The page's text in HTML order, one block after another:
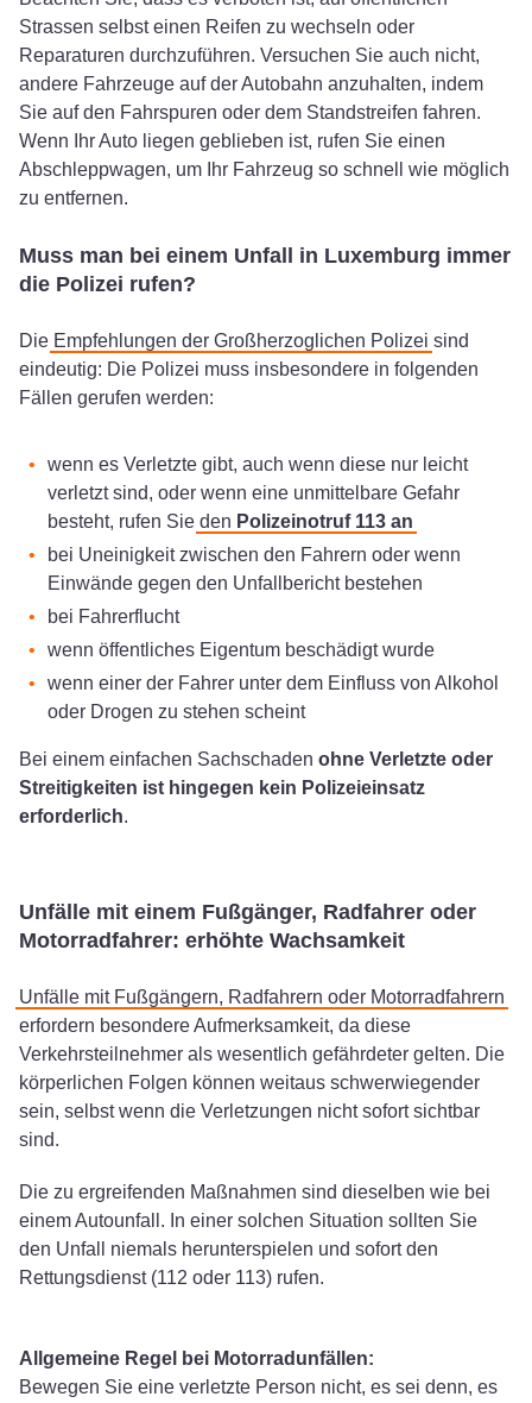
Strassen selbst einen Reifen zu wechseln oder
Reparaturen durchzuführen. Versuchen Sie auch nicht,
andere Fahrzeuge auf der Autobahn anzuhalten, indem
Sie auf den Fahrspuren oder dem Standstreifen fahren.
Wenn Ihr Auto liegen geblieben ist, rufen Sie einen
Abschleppwagen, um Ihr Fahrzeug so schnell wie möglich
zu entfernen.
Muss man bei einem Unfall in Luxemburg immer
die Polizei rufen?
Die Empfehlungen der Großherzoglichen Polizei sind
eindeutig: Die Polizei muss insbesondere in folgenden
Fällen gerufen werden:
wenn es Verletzte gibt, auch wenn diese nur leicht
verletzt sind, oder wenn eine unmittelbare Gefahr
besteht, rufen Sie den Polizeinotruf 113 an
bei Uneinigkeit zwischen den Fahrern oder wenn
Einwände gegen den Unfallbericht bestehen
bei Fahrerflucht
wenn öffentliches Eigentum beschädigt wurde
wenn einer der Fahrer unter dem Einfluss von Alkohol
oder Drogen zu stehen scheint
Bei einem einfachen Sachschaden ohne Verletzte oder
Streitigkeiten ist hingegen kein Polizeieinsatz
erforderlich.
Unfälle mit einem Fußgänger, Radfahrer oder
Motorradfahrer: erhöhte Wachsamkeit
Unfälle mit Fußgängern, Radfahrern oder Motorradfahrern
erfordern besondere Aufmerksamkeit, da diese
Verkehrsteilnehmer als wesentlich gefährdeter gelten. Die
körperlichen Folgen können weitaus schwerwiegender
sein, selbst wenn die Verletzungen nicht sofort sichtbar
sind.
Die zu ergreifenden Maßnahmen sind dieselben wie bei
einem Autounfall. In einer solchen Situation sollten Sie
den Unfall niemals herunterspielen und sofort den
Rettungsdienst (112 oder 113) rufen.
Allgemeine Regel bei Motorradunfällen:
Bewegen Sie eine verletzte Person nicht, es sei denn, es